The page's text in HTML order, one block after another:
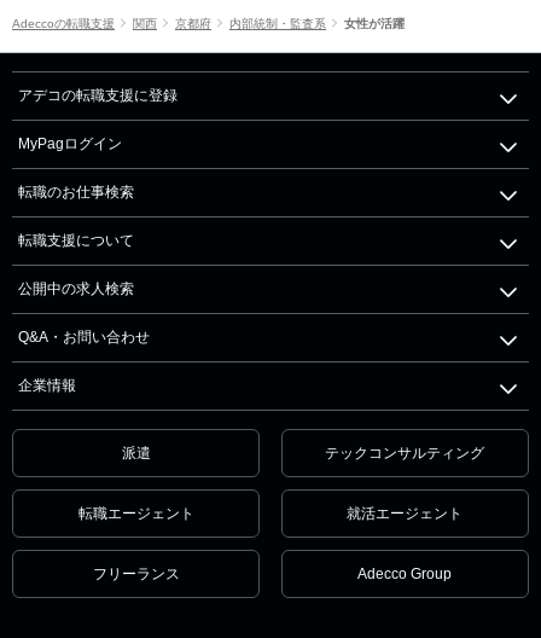
Adeccoの転職支援 関西 京都府 内部統制・監査系 女性が活躍
アデコの転職支援に登録
MyPagログイン
転職のお仕事検索
転職支援について
公開中の求人検索
Q&A・お問い合わせ
企業情報
派遣 テックコンサルティング
転職エージェント 就活エージェント
フリーランス Adecco Group